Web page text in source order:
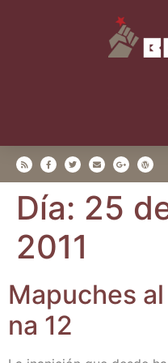
Día: 25
2011
Mapu­ches
na 12